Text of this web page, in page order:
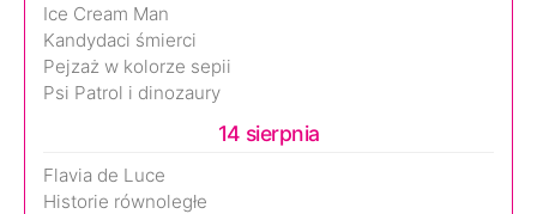
Ice Cream Man
Kandydaci śmierci
Pejzaż w kolorze sepii
Psi Patrol i dinozaury
14 sierpnia
Flavia de Luce
Historie równoległe